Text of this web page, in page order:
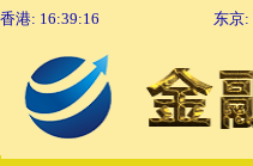
香港: 16:39:16 东京: